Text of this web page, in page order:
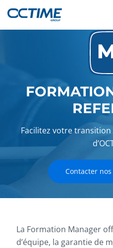
Facilitez votre
Contacter
La Formation Manager
d’équipe, la garantie de